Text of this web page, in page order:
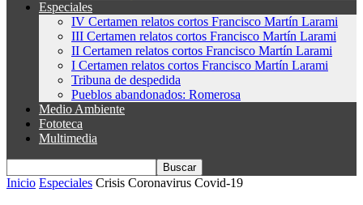
Especiales
IV Certamen relatos cortos Francisco Martín Larami
III Certamen relatos cortos Francisco Martín Larami
II Certamen relatos cortos Francisco Martín Larami
I Certamen relatos cortos Francisco Martín Larami
Tribuna de despedida
Pueblos abandonados: Romerosa
Medio Ambiente
Fototeca
Multimedia
Inicio Especiales Crisis Coronavirus Covid-19